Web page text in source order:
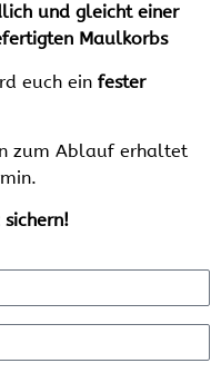
und gleicht einer
Maulkorbs
euch ein fester
zum Ablauf erhaltet